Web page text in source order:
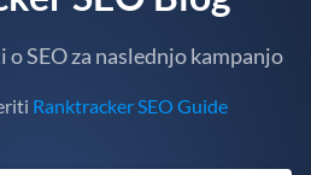
SEO za naslednjo kampanjo
Ranktracker SEO Guide